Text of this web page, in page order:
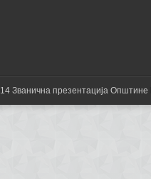
Званична презентација